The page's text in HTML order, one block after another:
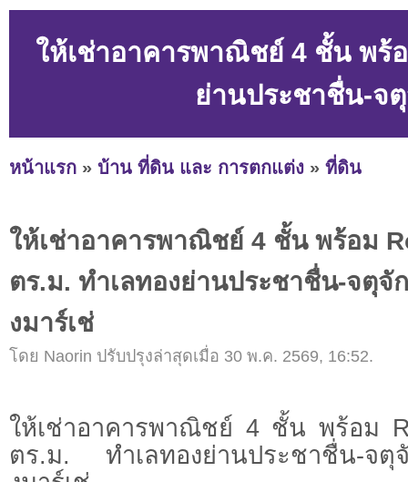
ให้เช่าอาคารพาณิชย์ 4 ชั้น พร้
ย่านประชาชื่น-จ
หน้าแรก » บ้าน ที่ดิน และ การตกแต่ง » ที่ดิน
ให้เช่าอาคารพาณิชย์ 4 ชั้น พร้อม
ตร.ม. ทำเลทองย่านประชาชื่น-จตุจั
งมาร์เช่
โดย Naorin ปรับปรุงล่าสุดเมื่อ 30 พ.ค. 2569, 16:52.
ให้เช่าอาคารพาณิชย์ 4 ชั้น พร้อม
ตร.ม. ทำเลทองย่านประชาชื่น-จ